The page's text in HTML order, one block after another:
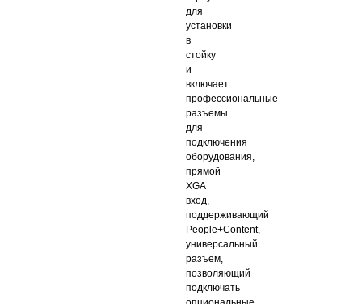
для
установки
в
стойку
и
включает
профессиональные
разъемы
для
подключения
оборудования,
прямой
XGA
вход,
поддерживающий
People+Content,
универсальный
разъем,
позволяющий
подключать